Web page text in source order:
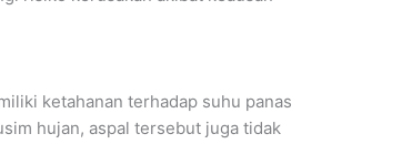
ketahanan terhadap suhu panas
hujan, aspal tersebut juga tidak